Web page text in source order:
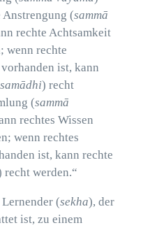
Anstrengung (sammā
rechte Achtsamkeit
wenn rechte
ist, kann
) recht
(sammā
rechtes Wissen
wenn rechtes
ist, kann rechte
recht werden.“
(sekha), der
ist, zu einem